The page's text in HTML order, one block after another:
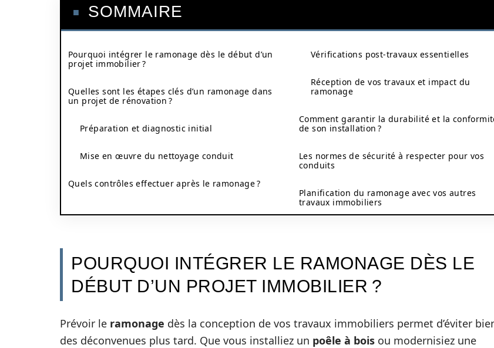
SOMMAIRE
Pourquoi intégrer le ramonage dès le début d’un
projet immobilier ?
Quelles sont les étapes clés d’un ramonage dans
un projet de rénovation ?
Préparation et diagnostic initial
Mise en œuvre du nettoyage conduit
Quels contrôles effectuer après le ramonage ?
Vérifications post-travaux essentielles
Réception de vos travaux et impact du
ramonage
Comment garantir la durabilité et la
de son installation ?
Les normes de sécurité à respecter pour vos
conduits
Planification du ramonage avec vos autres
travaux immobiliers
POURQUOI INTÉGRER LE RAMONAGE DÈS LE
DÉBUT D’UN PROJET IMMOBILIER ?
Prévoir le ramonage dès la conception de vos travaux immobiliers permet d’éviter
des déconvenues plus tard. Que vous installiez un poêle à bois ou modernisiez une